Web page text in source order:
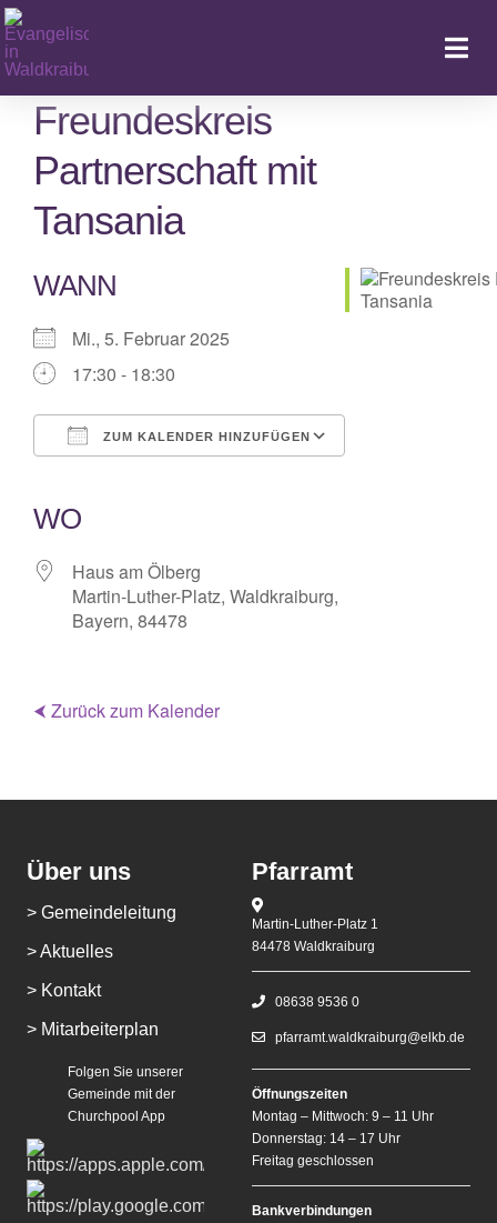
Zum
Inhalt
springen
Freundeskreis
Partnerschaft mit
Tansania
WANN
Mi., 5. Februar 2025
17:30 - 18:30
ZUM KALENDER HINZUFÜGEN
WO
Haus am Ölberg
Martin-Luther-Platz, Waldkraiburg,
Bayern, 84478
⮜ Zurück zum Kalender
Über uns
> Gemeindeleitung
> Aktuelles
> Kontakt
> Mitarbeiterplan
Folgen Sie unserer
Gemeinde mit der
Churchpool App
Pfarramt
Martin-Luther-Platz 1
84478 Waldkraiburg
08638 9536 0
pfarramt.waldkraiburg@elkb.de
Öffnungszeiten
Montag – Mittwoch: 9 – 11 Uhr
Donnerstag: 14 – 17 Uhr
Freitag geschlossen
Bankverbindungen